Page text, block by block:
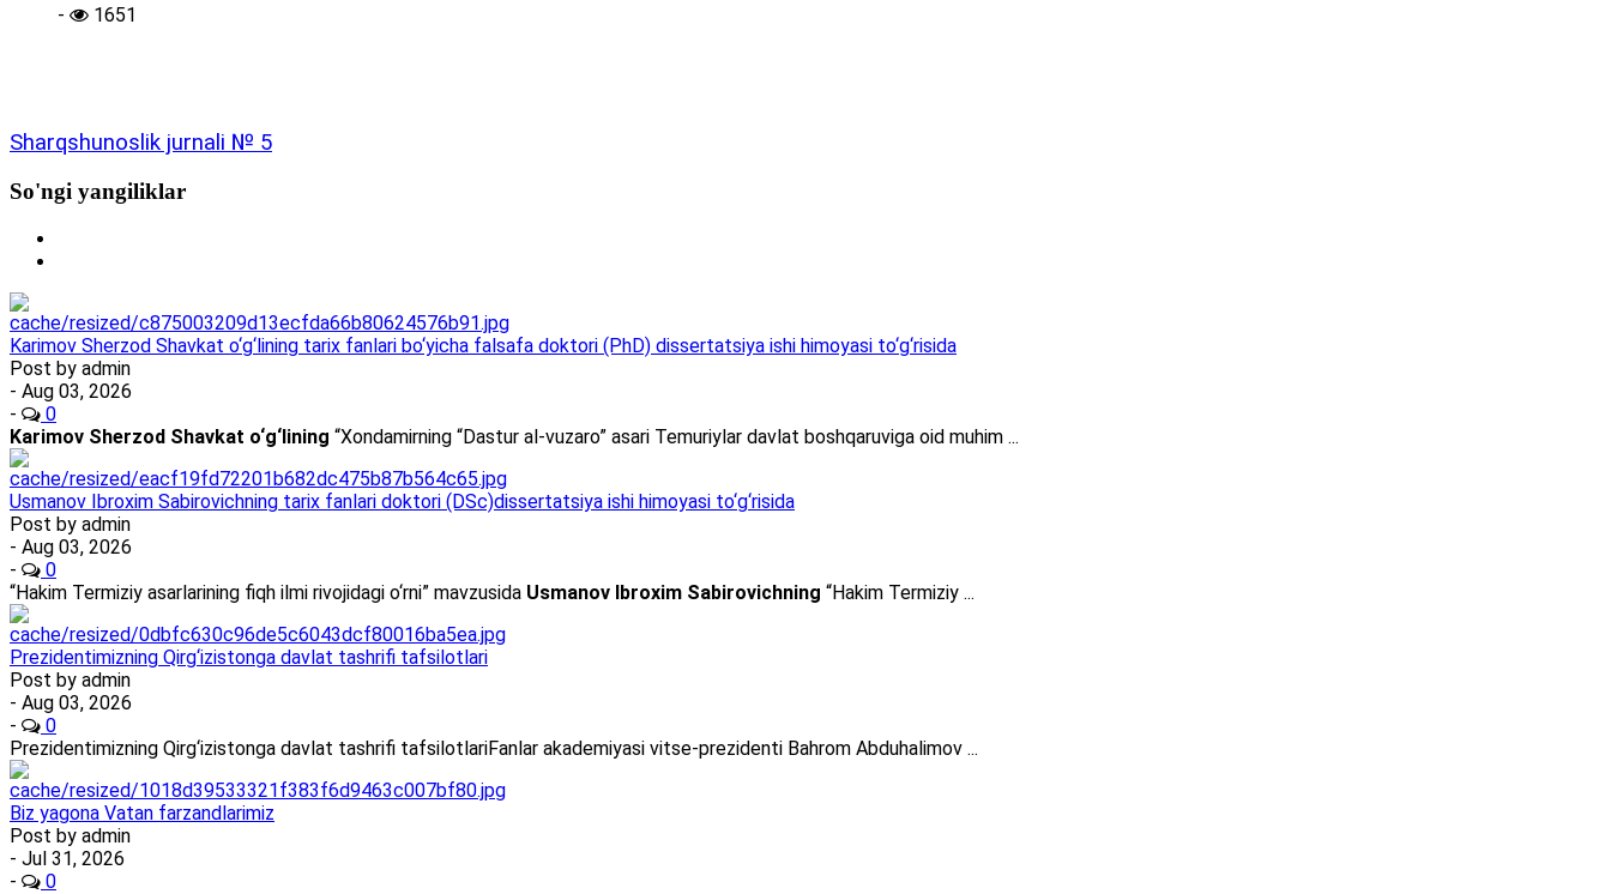
- 1651
Sharqshunoslik jurnali № 5
So'ngi yangiliklar
Karimov Sherzod Shavkat o‘g‘lining tarix fanlari bo‘yicha falsafa doktori (PhD) dissertatsiya ishi himoyasi to‘g‘risida
Post by admin
- Aug 03, 2026
-
0
Karimov Sherzod Shavkat o‘g‘lining “Xondamirning “Dastur al-vuzaro” asari Temuriylar davlat boshqaruviga oid muhim ...
Usmanov Ibroxim Sabirovichning tarix fanlari doktori (DSc)dissertatsiya ishi himoyasi to‘g‘risida
Post by admin
- Aug 03, 2026
-
0
“Hakim Termiziy asarlarining fiqh ilmi rivojidagi o‘rni” mavzusida Usmanov Ibroxim Sabirovichning “Hakim Termiziy ...
Prezidentimizning Qirg‘izistonga davlat tashrifi tafsilotlari
Post by admin
- Aug 03, 2026
-
0
Prezidentimizning Qirg‘izistonga davlat tashrifi tafsilotlariFanlar akademiyasi vitse-prezidenti Bahrom Abduhalimov ...
Biz yagona Vatan farzandlarimiz
Post by admin
- Jul 31, 2026
-
0